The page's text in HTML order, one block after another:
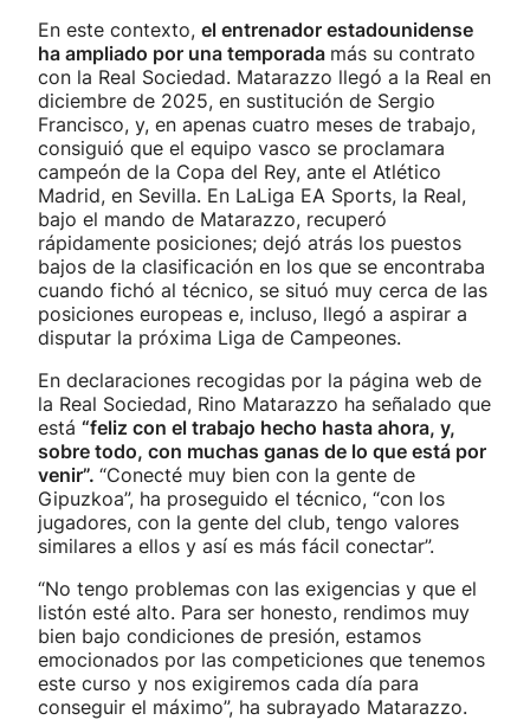
En este contexto, el entrenador estadounidense
ha ampliado por una temporada más su contrato
con la Real Sociedad. Matarazzo llegó a la Real en
diciembre de 2025, en sustitución de Sergio
Francisco, y, en apenas cuatro meses de trabajo,
consiguió que el equipo vasco se proclamara
campeón de la Copa del Rey, ante el Atlético
Madrid, en Sevilla. En LaLiga EA Sports, la Real,
bajo el mando de Matarazzo, recuperó
rápidamente posiciones; dejó atrás los puestos
bajos de la clasificación en los que se encontraba
cuando fichó al técnico, se situó muy cerca de las
posiciones europeas e, incluso, llegó a aspirar a
disputar la próxima Liga de Campeones.
En declaraciones recogidas por la página web de
la Real Sociedad, Rino Matarazzo ha señalado que
está “feliz con el trabajo hecho hasta ahora, y,
sobre todo, con muchas ganas de lo que está por
venir”. “Conecté muy bien con la gente de
Gipuzkoa”, ha proseguido el técnico, “con los
jugadores, con la gente del club, tengo valores
similares a ellos y así es más fácil conectar”.
“No tengo problemas con las exigencias y que el
listón esté alto. Para ser honesto, rendimos muy
bien bajo condiciones de presión, estamos
emocionados por las competiciones que tenemos
este curso y nos exigiremos cada día para
conseguir el máximo”, ha subrayado Matarazzo.